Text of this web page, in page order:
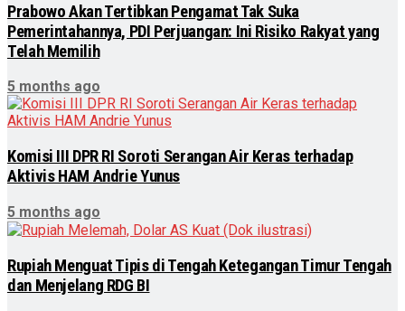
Prabowo Akan Tertibkan Pengamat Tak Suka
Pemerintahannya, PDI Perjuangan: Ini Risiko Rakyat yang
Telah Memilih
5 months ago
Komisi III DPR RI Soroti Serangan Air Keras terhadap
Aktivis HAM Andrie Yunus
5 months ago
Rupiah Menguat Tipis di Tengah Ketegangan Timur Tengah
dan Menjelang RDG BI